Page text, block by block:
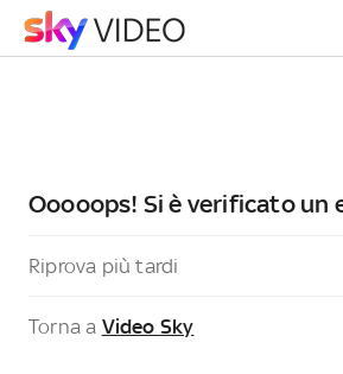
Ooooops! Si è verificato un
Riprova più tardi
Torna a Video Sky